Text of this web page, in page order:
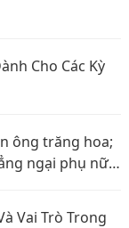
Cho Các Kỳ
ông trăng hoa;
ngại phụ nữ
Vai Trò Trong